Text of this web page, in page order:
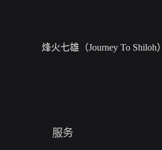
烽火七雄（Journey To Shiloh）
服务